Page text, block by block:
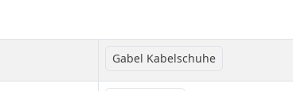
Gabel Kabelschuhe